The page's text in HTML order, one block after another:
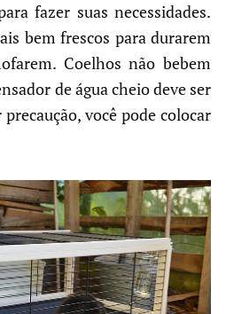
fazer suas necessidades.
bem frescos para durarem
Coelhos não bebem
de água cheio deve ser
você pode colocar